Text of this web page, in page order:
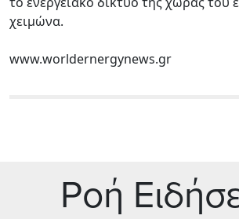
χειμώνα.
www.worldernergynews.gr
Ρoή